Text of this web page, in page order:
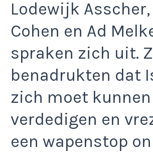
Lodewijk Asscher,
Cohen en Ad
spraken zich uit.
benadrukten dat
zich moet kunnen
verdedigen en
een wapenstop